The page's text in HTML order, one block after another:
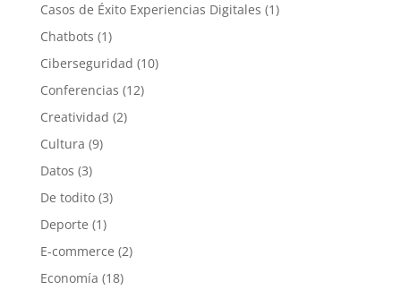
Casos de Éxito Experiencias Digitales (1)
Chatbots (1)
Ciberseguridad (10)
Conferencias (12)
Creatividad (2)
Cultura (9)
Datos (3)
De todito(3)
Deporte (1)
E-commerce (2)
Economía (18)